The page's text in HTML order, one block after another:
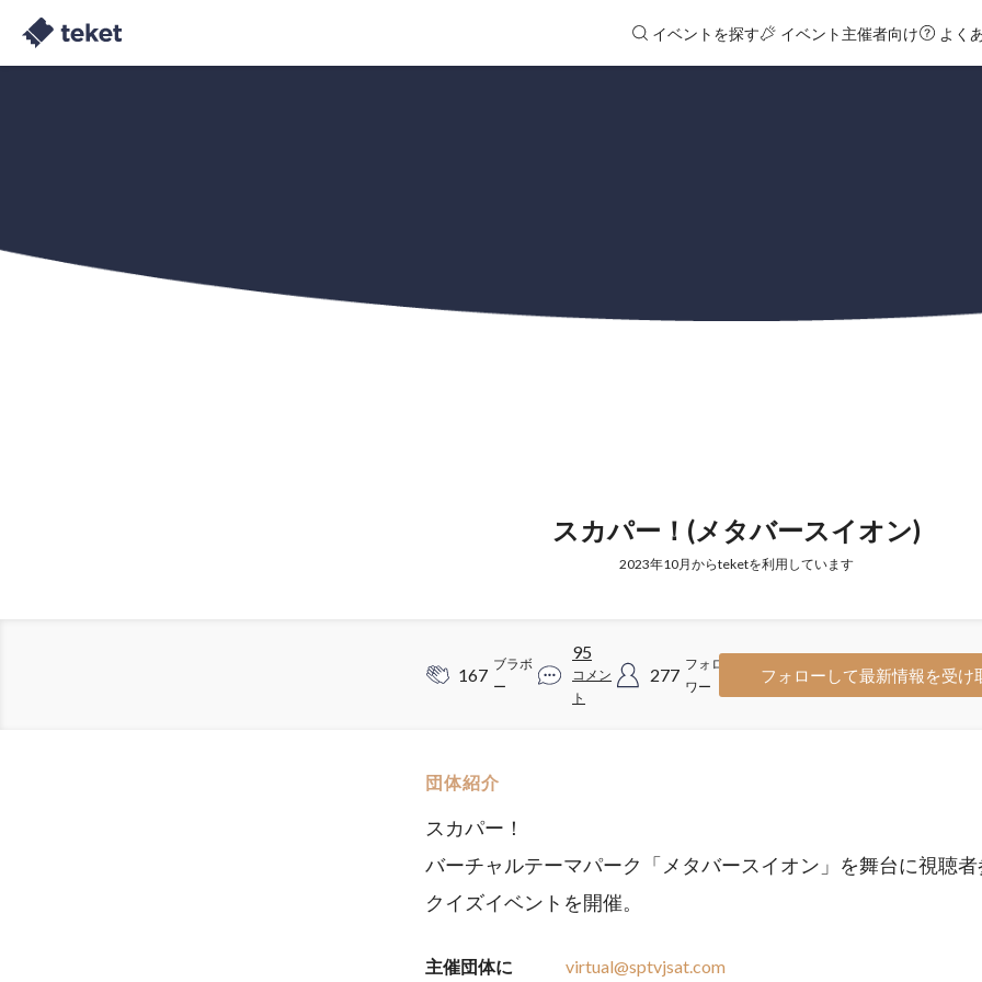
イベントを探す イベント主催者向け よく
スカパー！(メタバースイオン)
2023年10月からteketを利用しています
167
ブラボ
ー
95
コメン
ト
277
フォロ
ワー
フォローして最新情報を受け
団体紹介
スカパー！
バーチャルテーマパーク「メタバースイオン」を舞台に視聴者
クイズイベントを開催。
主催団体に virtual@sptvjsat.com